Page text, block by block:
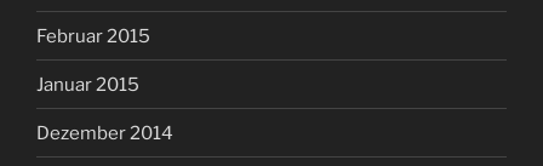
Februar 2015
Januar 2015
Dezember 2014